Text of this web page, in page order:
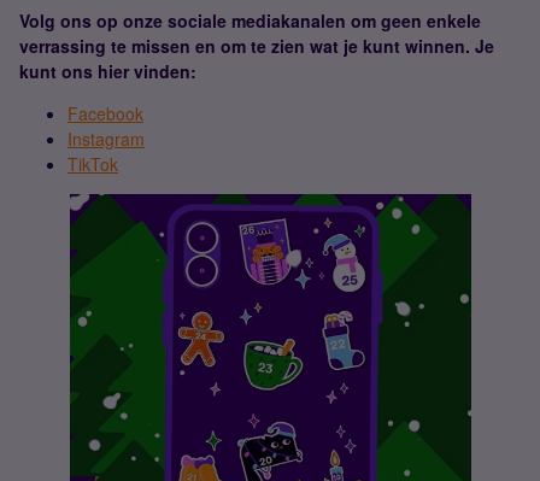
Volg ons op onze sociale mediakanalen om geen enkele
verrassing te missen en om te zien wat je kunt winnen. Je
kunt ons hier vinden:
Facebook
Instagram
TikTok